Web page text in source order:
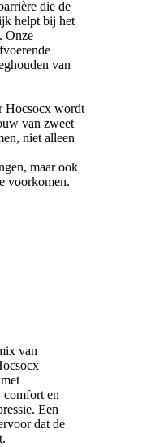
die de
helpt bij het
Onze
van
Hocsocx wordt
van zweet
niet alleen
maar ook
voorkomen.
van
comfort en
Een
dat de